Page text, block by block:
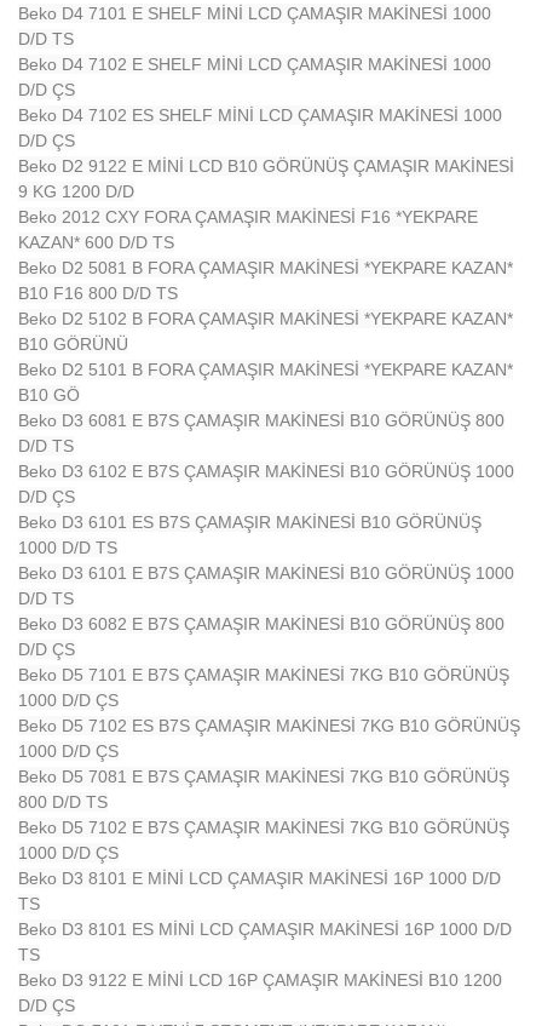
Beko D4 7101 E SHELF MİNİ LCD ÇAMAŞIR MAKİNESİ 1000
D/D TS
Beko D4 7102 E SHELF MİNİ LCD ÇAMAŞIR MAKİNESİ 1000
D/D ÇS
Beko D4 7102 ES SHELF MİNİ LCD ÇAMAŞIR MAKİNESİ 1000
D/D ÇS
Beko D2 9122 E MİNİ LCD B10 GÖRÜNÜŞ ÇAMAŞIR MAKİNESİ
9 KG 1200 D/D
Beko 2012 CXY FORA ÇAMAŞIR MAKİNESİ F16 *YEKPARE
KAZAN* 600 D/D TS
Beko D2 5081 B FORA ÇAMAŞIR MAKİNESİ *YEKPARE KAZAN*
B10 F16 800 D/D TS
Beko D2 5102 B FORA ÇAMAŞIR MAKİNESİ *YEKPARE KAZAN*
B10 GÖRÜNÜ
Beko D2 5101 B FORA ÇAMAŞIR MAKİNESİ *YEKPARE KAZAN*
B10 GÖ
Beko D3 6081 E B7S ÇAMAŞIR MAKİNESİ B10 GÖRÜNÜŞ 800
D/D TS
Beko D3 6102 E B7S ÇAMAŞIR MAKİNESİ B10 GÖRÜNÜŞ 1000
D/D ÇS
Beko D3 6101 ES B7S ÇAMAŞIR MAKİNESİ B10 GÖRÜNÜŞ
1000 D/D TS
Beko D3 6101 E B7S ÇAMAŞIR MAKİNESİ B10 GÖRÜNÜŞ 1000
D/D TS
Beko D3 6082 E B7S ÇAMAŞIR MAKİNESİ B10 GÖRÜNÜŞ 800
D/D ÇS
Beko D5 7101 E B7S ÇAMAŞIR MAKİNESİ 7KG B10 GÖRÜNÜŞ
1000 D/D ÇS
Beko D5 7102 ES B7S ÇAMAŞIR MAKİNESİ 7KG B10 GÖRÜNÜŞ
1000 D/D ÇS
Beko D5 7081 E B7S ÇAMAŞIR MAKİNESİ 7KG B10 GÖRÜNÜŞ
800 D/D TS
Beko D5 7102 E B7S ÇAMAŞIR MAKİNESİ 7KG B10 GÖRÜNÜŞ
1000 D/D ÇS
Beko D3 8101 E MİNİ LCD ÇAMAŞIR MAKİNESİ 16P 1000 D/D
TS
Beko D3 8101 ES MİNİ LCD ÇAMAŞIR MAKİNESİ 16P 1000 D/D
TS
Beko D3 9122 E MİNİ LCD 16P ÇAMAŞIR MAKİNESİ B10 1200
D/D ÇS